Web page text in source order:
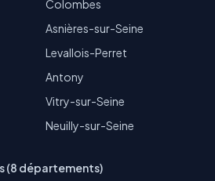
Colombes
Asnières-sur-Seine
Levallois-Perret
Antony
Vitry-sur-Seine
Neuilly-sur-Seine
(8 départements)